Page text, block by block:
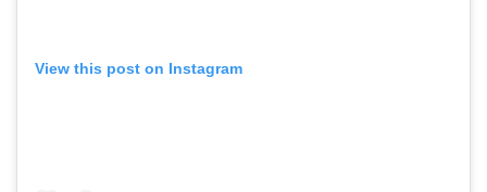
View this post on Instagram